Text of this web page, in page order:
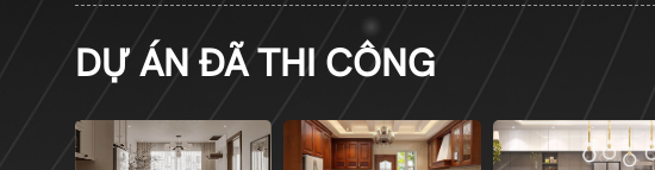
DỰ ÁN ĐÃ THI CÔNG